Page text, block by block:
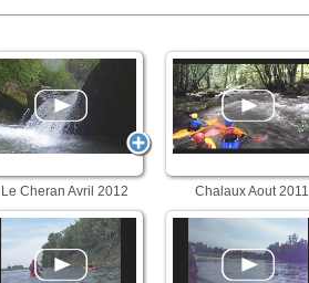
Le Cheran Avril 2012 Chalaux Aout 2011